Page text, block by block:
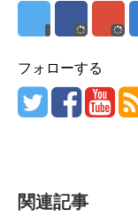
フォローする
関連記事